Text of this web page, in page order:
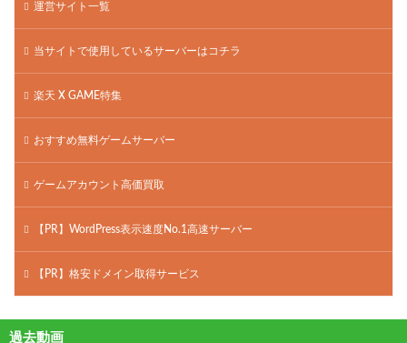
運営サイト一覧
当サイトで使用しているサーバーはコチラ
楽天 X GAME特集
おすすめ無料ゲームサーバー
ゲームアカウント高価買取
【PR】WordPress表示速度No.1高速サーバー
【PR】格安ドメイン取得サービス
過去動画